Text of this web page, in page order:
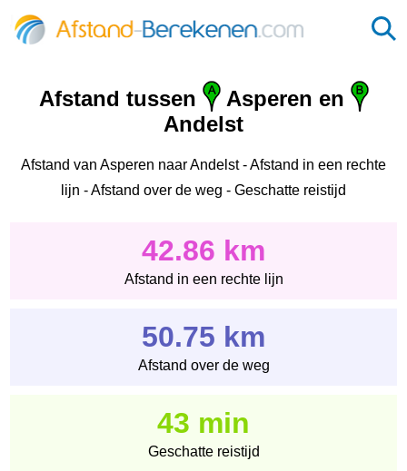
Afstand tussen
Asperen en
Andelst
Afstand van Asperen naar Andelst - Afstand in een rechte
lijn - Afstand over de weg - Geschatte reistijd
42.86 km
Afstand in een rechte lijn
50.75 km
Afstand over de weg
43 min
Geschatte reistijd